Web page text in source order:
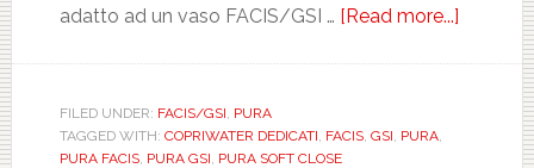
adatto ad un vaso FACIS/GSI … [Read more...]
FACIS/
FILED UNDER: FACIS/GSI, PURA
TAGGED WITH: COPRIWATER DEDICATI, FACIS, GSI, PURA,
PURA FACIS, PURA GSI, PURA SOFT CLOSE